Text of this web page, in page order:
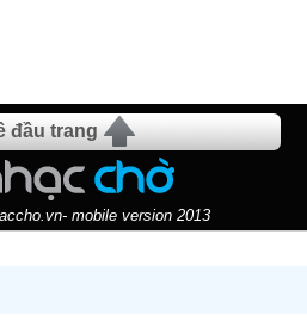
đầu trang
mobile version 2013